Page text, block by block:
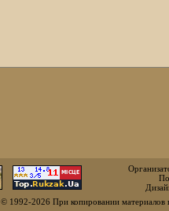
© 1992-2026 При копировании материалов